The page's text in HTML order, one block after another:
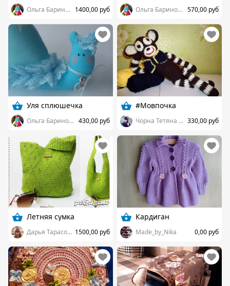
Ольга Баринова 1400,00 руб Ольга Баринова 570,00 руб
Уля сплюшечка
Ольга Баринова 430,00 руб
#Мовпочка
Чорна Тетяна VS #Toys/амигруми 330,00 руб
Летняя сумка
Дарья Тарасова 1500,00 руб
Кардиган
Made_by_Nika 0,00 руб